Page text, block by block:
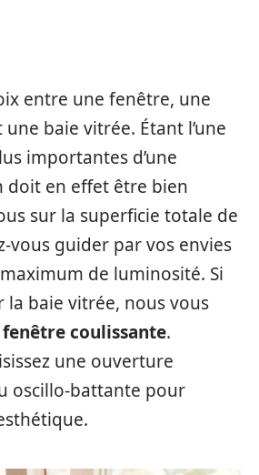
entre une fenêtre, une
baie vitrée. Étant l’une
importantes d’une
doit en effet être bien
sur la superficie totale de
vous guider par vos envies
de luminosité. Si
la baie vitrée, nous vous
fenêtre coulissante.
une ouverture
oscillo-battante pour